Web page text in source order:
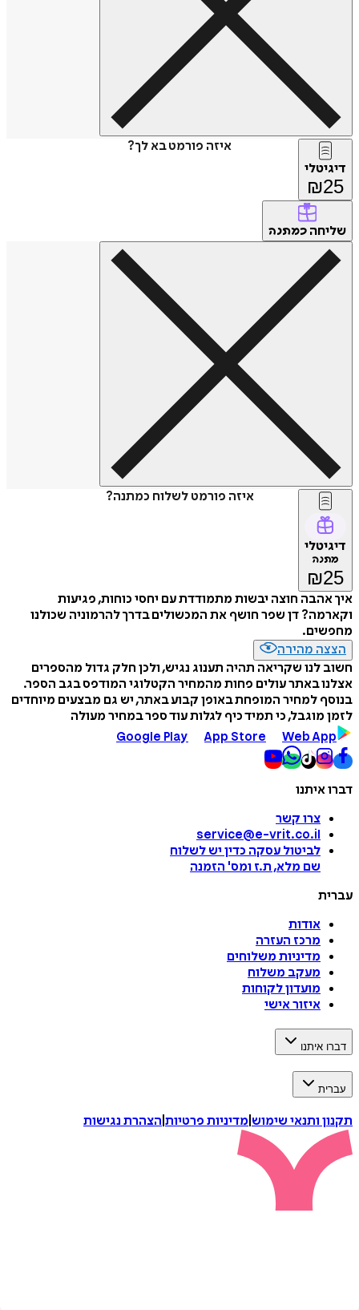
איזה פורמט בא לך?
דיגיטלי
₪25
שליחה כמתנה
איזה פורמט לשלוח כמתנה?
דיגיטלי
מתנה
₪25
איך אהבה חוצה יבשות מתמודדת עם יחסי כוחות, פגיעות
וקארמה? דן שפר חושף את המכשולים בדרך להרמוניה שכולנו
מחפשים.
הצצה מהירה
חשוב לנו שקריאה תהיה תענוג נגיש, ולכן חלק גדול מהספרים
אצלנו באתר עולים פחות מהמחיר הקטלוגי המודפס בגב הספר.
בנוסף למחיר המופחת באופן קבוע באתר, יש גם מבצעים מיוחדים
לזמן מוגבל, כי תמיד כיף לגלות עוד ספר במחיר מעולה
Google Play
App Store Web App
דברו איתנו
צרו קשר
service@e-vrit.co.il
לביטול עסקה כדין יש לשלוח
שם מלא, ת.ז ומס' הזמנה
עברית
אודות
מרכז העזרה
מדיניות משלוחים
מעקב משלוח
מועדון לקוחות
איזור אישי
דברו איתנו
עברית
תקנון ותנאי שימוש מדיניות פרטיות הצהרת נגישות